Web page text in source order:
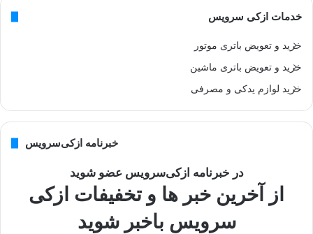
خدمات ازکی سرویس
خرید و تعویض باتری موتور
خرید و تعویض باتری ماشین
خرید لوازم یدکی و مصرفی
خبرنامه ازکی‌سرویس
در خبرنامه ازکی‌سرویس عضو شوید
از آخرین خبر ها و تخفیفات ازکی
سرویس باخبر شوید